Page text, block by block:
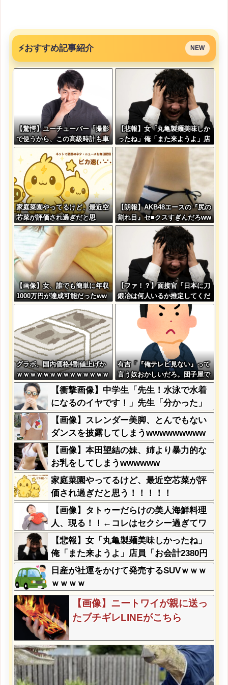
⚡おすすめ記事紹介 NEW
【驚愕】ユーチューバー「撮影
で使うから、この高級時計も車
もぜ～んぶ経費でタダ！ｗ」←
まさかコレ本気にしてる奴なん
ておらんよな？よな？w w w w
w w w w w w w
【悲報】女「丸亀製麺美味しか
ったね」俺「また来ようよ」店
員「お会計2380円になりまー
す」→その後『こう』なったん
だが俺悪くないよ
な？？？？？？？？
家庭菜園やってるけど、最近空
芯菜が評価され過ぎだと思
う！！！！！
【朗報】AKB48エースの『尻の
割れ目』セ■クスすぎんだろww
www
【画像】女、誰でも簡単に年収
1000万円が達成可能だったww
wwwww
【ファ！？】面接官「日本に刀
鍛冶は何人いるか推定してくだ
さい」 俺「188人です」 面
接官「どういう風に考えました
か？」 俺「知ってました」→
この後『こう』なったんだがマ
ジで納得いかない！！！！！
グラボ、国内価格4割値上げか
ｗｗｗｗｗｗｗｗｗｗｗｗｗｗ
ｗｗ
有吉「『俺テレビ見ない』って
言う奴おかしいだろ。団子屋で
『団子食べない』って言う
か？」
【衝撃画像】中学生「先生！水泳で水着
になるのイヤです！」先生「分かった」
→結果まさかの『こう』なってしまうw
w w w w w w
【画像】スレンダー美脚、とんでもない
ダンスを披露してしまうwwwwwwwww
【画像】本田望結の妹、姉より暴力的な
お乳をしてしまうwwwwww
家庭菜園やってるけど、最近空芯菜が評
価され過ぎだと思う！！！！！
【画像】タトゥーだらけの美人海鮮料理
人、現る！！←コレはセクシー過ぎてワ
イらにブッ刺さりまくりw w w w w w w
w w
【悲報】女「丸亀製麺美味しかったね」
俺「また来ようよ」店員「お会計2380円
になりまーす」→その後『こう』なった
んだが俺悪くないよな？？？？？？？？
日産が社運をかけて発売するSUVｗｗｗ
ｗｗｗｗ
【画像】ニートワイが親に送っ
たブチギレLINEがこちら